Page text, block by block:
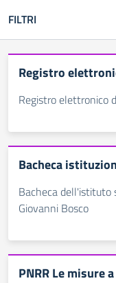
FILTRI
Registro
Registro elettronico
Bacheca
Bacheca dell'istituto
Giovanni Bosco
PNRR Le misure